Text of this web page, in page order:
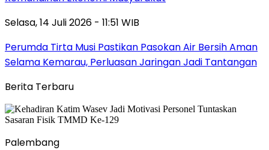
Selasa, 14 Juli 2026 - 11:51 WIB
Perumda Tirta Musi Pastikan Pasokan Air Bersih Aman
Selama Kemarau, Perluasan Jaringan Jadi Tantangan
Berita Terbaru
Palembang